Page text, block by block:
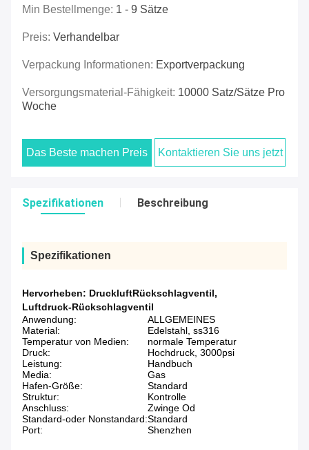
Min Bestellmenge: 1 - 9 Sätze
Preis: Verhandelbar
Verpackung Informationen: Exportverpackung
Versorgungsmaterial-Fähigkeit: 10000 Satz/Sätze Pro
Woche
Das Beste machen Preis Kontaktieren Sie uns jetzt
Spezifikationen Beschreibung
Spezifikationen
Hervorheben: DruckluftRückschlagventil,
Luftdruck-Rückschlagventil
Anwendung:
ALLGEMEINES
Material:
Edelstahl, ss316
Temperatur von Medien:
normale Temperatur
Druck:
Hochdruck, 3000psi
Leistung:
Handbuch
Media:
Gas
Hafen-Größe:
Standard
Struktur:
Kontrolle
Anschluss:
Zwinge Od
Standard-oder Nonstandard:Standard
Port:
Shenzhen